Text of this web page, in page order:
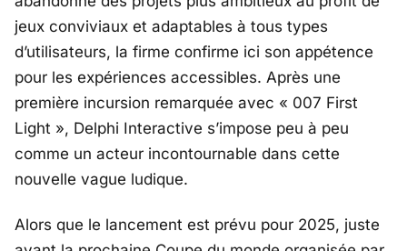
jeux conviviaux et adaptables à tous types
d’utilisateurs, la firme confirme ici son appétence
pour les expériences accessibles. Après une
première incursion remarquée avec « 007 First
Light », Delphi Interactive s’impose peu à peu
comme un acteur incontournable dans cette
nouvelle vague ludique.
Alors que le lancement est prévu pour 2025, juste